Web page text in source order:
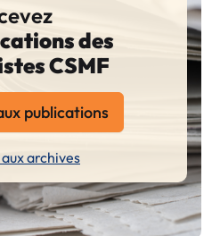
des
CSMF
publications
archives